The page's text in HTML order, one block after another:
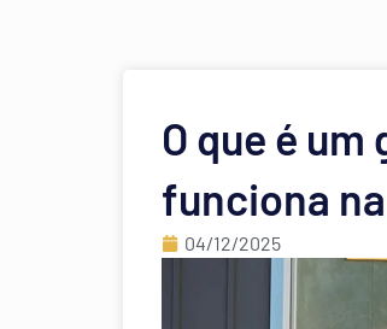
O que é
funciona
04/12/2025